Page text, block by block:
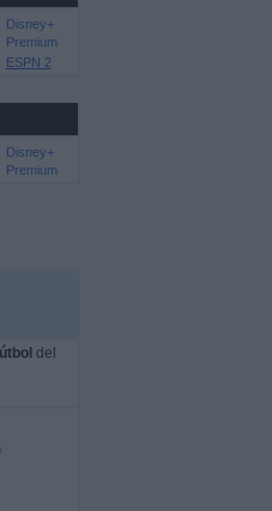
Disney+
Premium
ESPN 2
Disney+
Premium
del